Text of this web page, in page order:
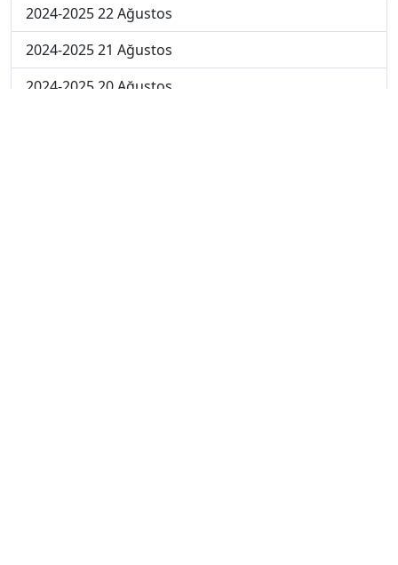
2024-2025 22 Ağustos
2024-2025 21 Ağustos
2024-2025 20 Ağustos